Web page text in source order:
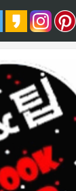
티스토리툴바